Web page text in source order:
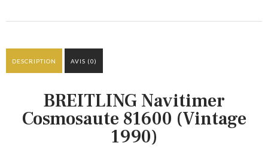
DESCRIPTION AVIS (0)
BREITLING Navitimer
Cosmosaute 81600 (Vintage
1990)